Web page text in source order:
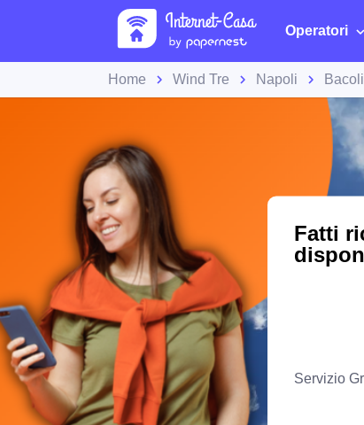
Operatori
Home Wind Tre Napoli Bacoli